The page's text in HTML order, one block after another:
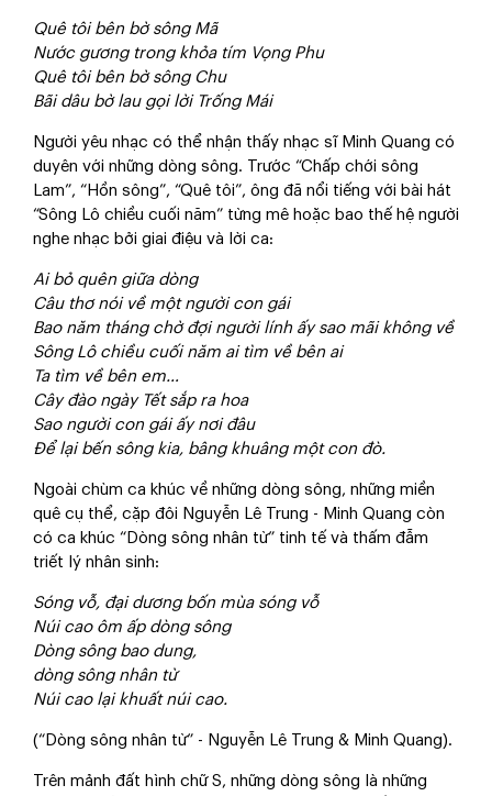
Quê tôi bên bờ sông Mã
Nước gương trong khỏa tím Vọng Phu
Quê tôi bên bờ sông Chu
Bãi dâu bờ lau gọi lời Trống Mái
Người yêu nhạc có thể nhận thấy nhạc sĩ Minh Quang có
duyên với những dòng sông. Trước “Chấp chới sông
Lam”, “Hồn sông”, “Quê tôi”, ông đã nổi tiếng với bài hát
“Sông Lô chiều cuối năm” từng mê hoặc bao thế hệ người
nghe nhạc bởi giai điệu và lời ca:
Ai bỏ quên giữa dòng
Câu thơ nói về một người con gái
Bao năm tháng chờ đợi người lính ấy sao mãi không về
Sông Lô chiều cuối năm ai tìm về bên ai
Ta tìm về bên em…
Cây đào ngày Tết sắp ra hoa
Sao người con gái ấy nơi đâu
Để lại bến sông kia, bâng khuâng một con đò.
Ngoài chùm ca khúc về những dòng sông, những miền
quê cụ thể, cặp đôi Nguyễn Lê Trung - Minh Quang còn
có ca khúc “Dòng sông nhân từ” tinh tế và thấm đẫm
triết lý nhân sinh:
Sóng vỗ, đại dương bốn mùa sóng vỗ
Núi cao ôm ấp dòng sông
Dòng sông bao dung,
dòng sông nhân từ
Núi cao lại khuất núi cao.
(“Dòng sông nhân từ” - Nguyễn Lê Trung & Minh Quang).
Trên mảnh đất hình chữ S, những dòng sông là những